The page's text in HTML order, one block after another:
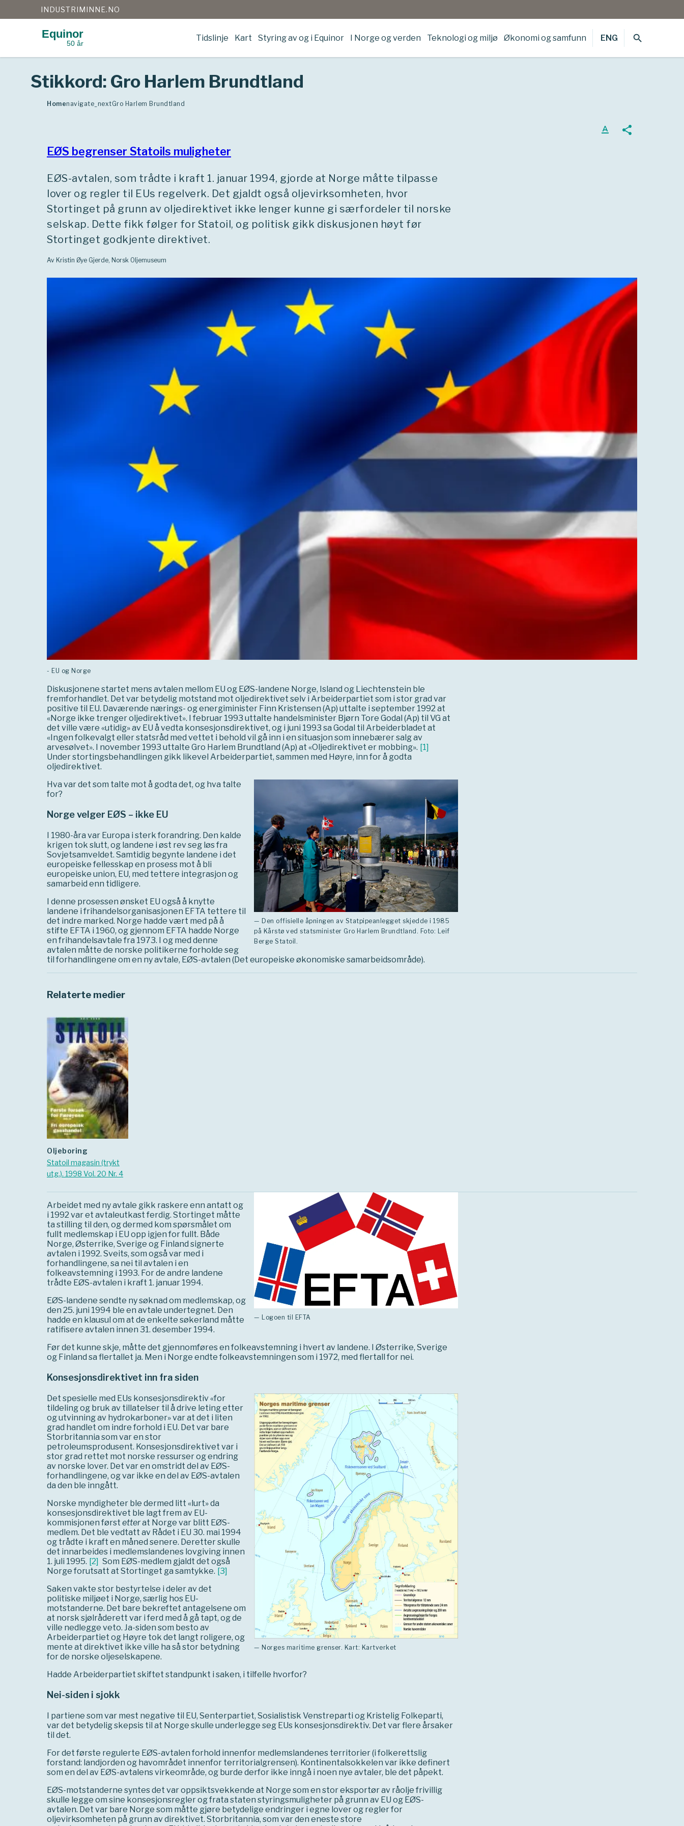
til
INDUSTRIMINNE.NO
Equinor
50 år
Tidslinje Kart Styring av og i Equinor I Norge og verden Teknologi og miljø Økonomi og samfunn ENG search
Stikkord: Gro Harlem Brundtland
Homenavigate_nextGro Harlem Brundtland
EØS begrenser Statoils muligheter
text_format share
EØS-avtalen, som trådte i kraft 1. januar 1994, gjorde at Norge måtte tilpasse
lover og regler til EUs regelverk. Det gjaldt også oljevirksomheten, hvor
Stortinget på grunn av oljedirektivet ikke lenger kunne gi særfordeler til norske
selskap. Dette fikk følger for Statoil, og politisk gikk diskusjonen høyt før
Stortinget godkjente direktivet.
Av Kristin Øye Gjerde, Norsk Oljemuseum
- EU og Norge
Diskusjonene startet mens avtalen mellom EU og EØS-landene Norge, Island og Liechtenstein ble
fremforhandlet. Det var betydelig motstand mot oljedirektivet selv i Arbeiderpartiet som i stor grad var
positive til EU. Daværende nærings- og energiminister Finn Kristensen (Ap) uttalte i september 1992 at
«Norge ikke trenger oljedirektivet». I februar 1993 uttalte handelsminister Bjørn Tore Godal (Ap) til VG at
det ville være «utidig» av EU å vedta konsesjonsdirektivet, og i juni 1993 sa Godal til Arbeiderbladet at
«Ingen folkevalgt eller statsråd med vettet i behold vil gå inn i en situasjon som innebærer salg av
arvesølvet». I november 1993 uttalte Gro Harlem Brundtland (Ap) at «Oljedirektivet er mobbing». [1]
Under stortingsbehandlingen gikk likevel Arbeiderpartiet, sammen med Høyre, inn for å godta
oljedirektivet.
— Den offisielle åpningen av Statpipeanlegget skjedde i 1985
på Kårstø ved statsminister Gro Harlem Brundtland. Foto: Leif
Berge Statoil.
Hva var det som talte mot å godta det, og hva talte
for?
Norge velger EØS – ikke EU
I 1980-åra var Europa i sterk forandring. Den kalde
krigen tok slutt, og landene i øst rev seg løs fra
Sovjetsamveldet. Samtidig begynte landene i det
europeiske fellesskap en prosess mot å bli
europeiske union, EU, med tettere integrasjon og
samarbeid enn tidligere.
I denne prosessen ønsket EU også å knytte
landene i frihandelsorganisasjonen EFTA tettere til
det indre marked. Norge hadde vært med på å
stifte EFTA i 1960, og gjennom EFTA hadde Norge
en frihandelsavtale fra 1973. I og med denne
avtalen måtte de norske politikerne forholde seg
til forhandlingene om en ny avtale, EØS-avtalen (Det europeiske økonomiske samarbeidsområde).
Relaterte medier
Oljeboring
Statoil magasin (trykt
utg.). 1998 Vol. 20 Nr. 4
— Logoen til EFTA
Arbeidet med ny avtale gikk raskere enn antatt og
i 1992 var et avtaleutkast ferdig. Stortinget måtte
ta stilling til den, og dermed kom spørsmålet om
fullt medlemskap i EU opp igjen for fullt. Både
Norge, Østerrike, Sverige og Finland signerte
avtalen i 1992. Sveits, som også var med i
forhandlingene, sa nei til avtalen i en
folkeavstemning i 1993. For de andre landene
trådte EØS-avtalen i kraft 1. januar 1994.
EØS-landene sendte ny søknad om medlemskap, og
den 25. juni 1994 ble en avtale undertegnet. Den
hadde en klausul om at de enkelte søkerland måtte
ratifisere avtalen innen 31. desember 1994.
Før det kunne skje, måtte det gjennomføres en folkeavstemning i hvert av landene. I Østerrike, Sverige
og Finland sa flertallet ja. Men i Norge endte folkeavstemningen som i 1972, med flertall for nei.
Konsesjonsdirektivet inn fra siden
— Norges maritime grenser. Kart: Kartverket
Det spesielle med EUs konsesjonsdirektiv «for
tildeling og bruk av tillatelser til å drive leting etter
og utvinning av hydrokarboner» var at det i liten
grad handlet om indre forhold i EU. Det var bare
Storbritannia som var en stor
petroleumsprodusent. Konsesjonsdirektivet var i
stor grad rettet mot norske ressurser og endring
av norske lover. Det var en omstridt del av EØS-
forhandlingene, og var ikke en del av EØS-avtalen
da den ble inngått.
Norske myndigheter ble dermed litt «lurt» da
konsesjonsdirektivet ble lagt frem av EU-
kommisjonen først etterat Norge var blitt EØS-
medlem. Det ble vedtatt av Rådet i EU 30. mai 1994
og trådte i kraft en måned senere. Deretter skulle
det innarbeides i medlemslandenes lovgiving innen
1. juli 1995. [2] Som EØS-medlem gjaldt det også
Norge forutsatt at Stortinget ga samtykke. [3]
Saken vakte stor bestyrtelse i deler av det
politiske miljøet i Norge, særlig hos EU-
motstanderne. Det bare bekreftet antagelsene om
at norsk sjølråderett var i ferd med å gå tapt, og de
ville nedlegge veto. Ja-siden som besto av
Arbeiderpartiet og Høyre tok det langt roligere, og
mente at direktivet ikke ville ha så stor betydning
for de norske oljeselskapene.
Hadde Arbeiderpartiet skiftet standpunkt i saken, i tilfelle hvorfor?
Nei-siden i sjokk
I partiene som var mest negative til EU, Senterpartiet, Sosialistisk Venstreparti og Kristelig Folkeparti,
var det betydelig skepsis til at Norge skulle underlegge seg EUs konsesjonsdirektiv. Det var flere årsaker
til det.
For det første regulerte EØS-avtalen forhold innenfor medlemslandenes territorier (i folkerettslig
forstand: landjorden og havområdet innenfor territorialgrensen). Kontinentalsokkelen var ikke definert
som en del av EØS-avtalens virkeområde, og burde derfor ikke inngå i noen nye avtaler, ble det påpekt.
EØS-motstanderne syntes det var oppsiktsvekkende at Norge som en stor eksportør av råolje frivillig
skulle legge om sine konsesjonsregler og frata staten styringsmuligheter på grunn av EU og EØS-
avtalen. Det var bare Norge som måtte gjøre betydelige endringer i egne lover og regler for
oljevirksomheten på grunn av direktivet. Storbritannia, som var den eneste store